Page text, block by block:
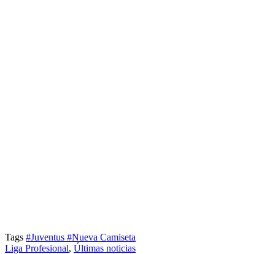
Tags #Juventus #Nueva Camiseta
Liga Profesional, Últimas noticias